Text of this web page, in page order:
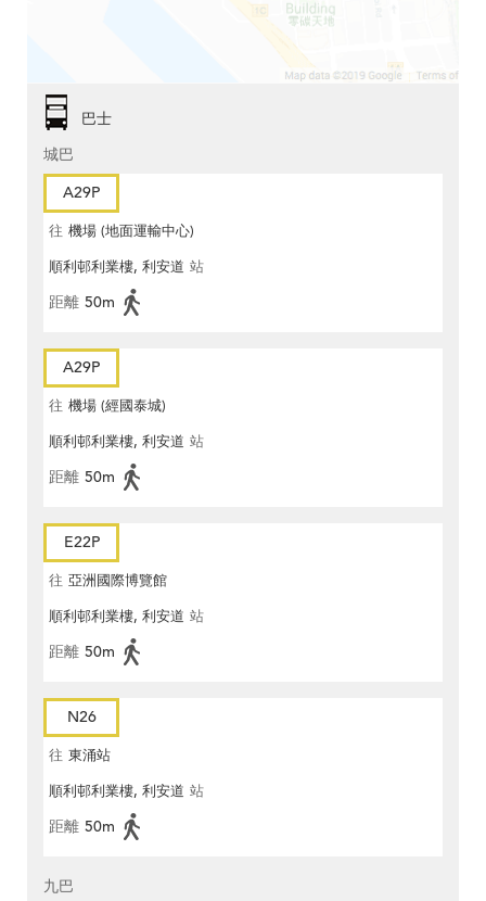
巴士
城巴
A29P
往 機場 (地面運輸中心)
順利邨利業樓, 利安道 站
距離 50m
A29P
往 機場 (經國泰城)
順利邨利業樓, 利安道 站
距離 50m
E22P
往 亞洲國際博覽館
順利邨利業樓, 利安道 站
距離 50m
N26
往 東涌站
順利邨利業樓, 利安道 站
距離 50m
九巴